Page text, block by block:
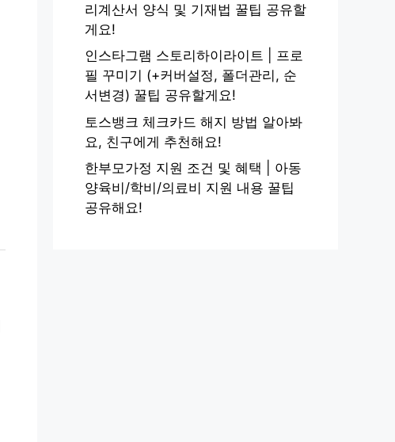
리계산서 양식 및 기재법 꿀팁 공유할
게요!
인스타그램 스토리하이라이트 | 프로
필 꾸미기 (+커버설정, 폴더관리, 순
서변경) 꿀팁 공유할게요!
토스뱅크 체크카드 해지 방법 알아봐
요, 친구에게 추천해요!
한부모가정 지원 조건 및 혜택 | 아동
양육비/학비/의료비 지원 내용 꿀팁
공유해요!